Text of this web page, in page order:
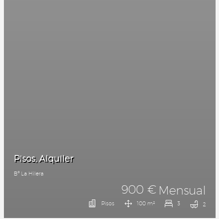
Pisos, Alquiler
Bº La Hilera
900 € Mensual
Pisos 100 m² 3 2